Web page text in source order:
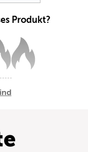
Produkt?